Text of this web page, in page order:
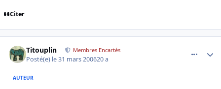
Citer
Titouplin Membres Encartés
Posté(e) le 31 mars 200620 a
AUTEUR